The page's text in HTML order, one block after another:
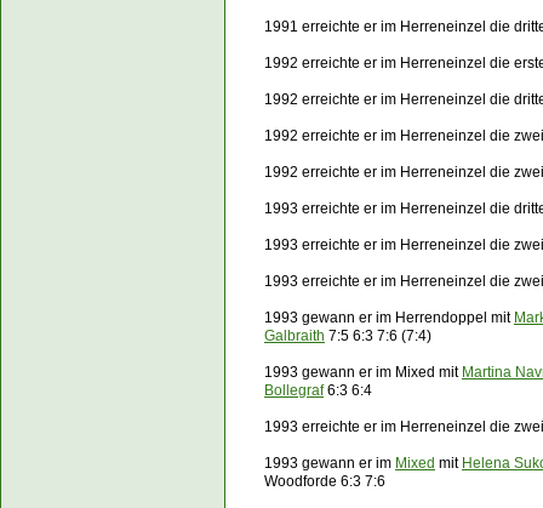
1991 erreichte er im Herreneinzel die
1992 erreichte er im Herreneinzel die
1992 erreichte er im Herreneinzel die
1992 erreichte er im Herreneinzel die
1992 erreichte er im Herreneinzel die
1993 erreichte er im Herreneinzel die
1993 erreichte er im Herreneinzel die
1993 erreichte er im Herreneinzel die
1993 gewann er im Herrendoppel mit
Galbraith 7:5 6:3 7:6 (7:4)
1993 gewann er im Mixed mit Martina
Bollegraf6:3 6:4
1993 erreichte er im Herreneinzel die
1993 gewann er im Mixed mit Helena
Woodforde 6:3 7:6